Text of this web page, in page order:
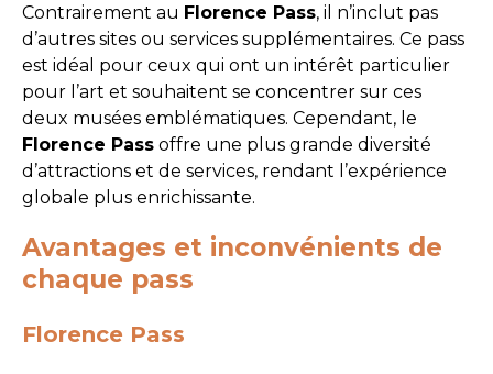
Contrairement au Florence Pass, il n’inclut pas
d’autres sites ou services supplémentaires. Ce pass
est idéal pour ceux qui ont un intérêt particulier
pour l’art et souhaitent se concentrer sur ces
deux musées emblématiques. Cependant, le
Florence Pass offre une plus grande diversité
d’attractions et de services, rendant l’expérience
globale plus enrichissante.
Avantages et inconvénients de
chaque pass
Florence Pass